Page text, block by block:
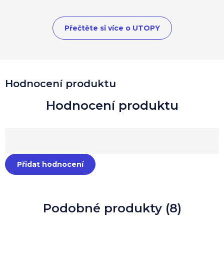
Podobné produkty (8)
Hodnocení produktu
Přidat hodnocení
Přečtěte si více o UTOPY